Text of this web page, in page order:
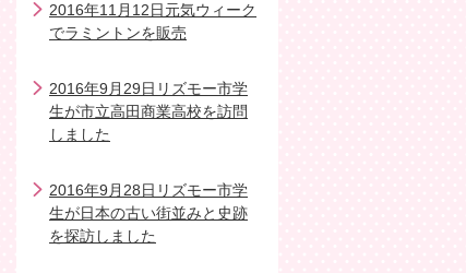
2016年11月12日元気ウィーク
でラミントンを販売
2016年9月29日リズモー市学
生が市立高田商業高校を訪問
しました
2016年9月28日リズモー市学
生が日本の古い街並みと史跡
を探訪しました